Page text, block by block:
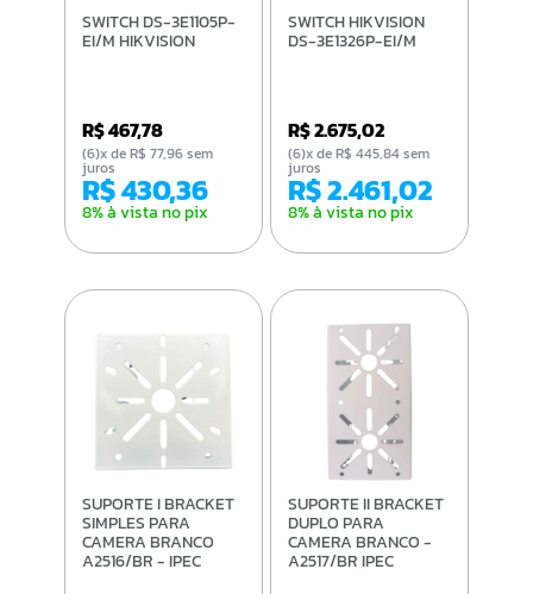
SWITCH DS-3E1105P-
EI/M HIKVISION
R$ 467,78
R$ 430,36
8% à vista no pix
(6)x de R$ 77,96 sem
juros
SWITCH HIKVISION
DS-3E1326P-EI/M
R$ 2.675,02
R$ 2.461,02
8% à vista no pix
(6)x de R$ 445,84 sem
juros
SUPORTE I BRACKET
SIMPLES PARA
CAMERA BRANCO
A2516/BR - IPEC
SUPORTE II BRACKET
DUPLO PARA
CAMERA BRANCO -
A2517/BR IPEC